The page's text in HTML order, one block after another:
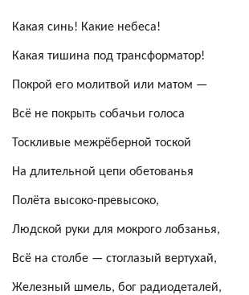
Какая синь! Какие небеса!
Какая тишина под трансформатор!
Покрой его молитвой или матом —
Всё не покрыть собачьи голоса
Тоскливые межрёберной тоской
На длительной цепи обетованья
Полёта высоко-превысоко,
Людской руки для мокрого лобзанья,
Всё на столбе — стоглазый вертухай,
Железный шмель, бог радиодеталей,